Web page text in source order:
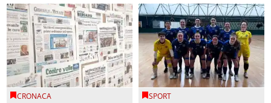
CRONACA SPORT